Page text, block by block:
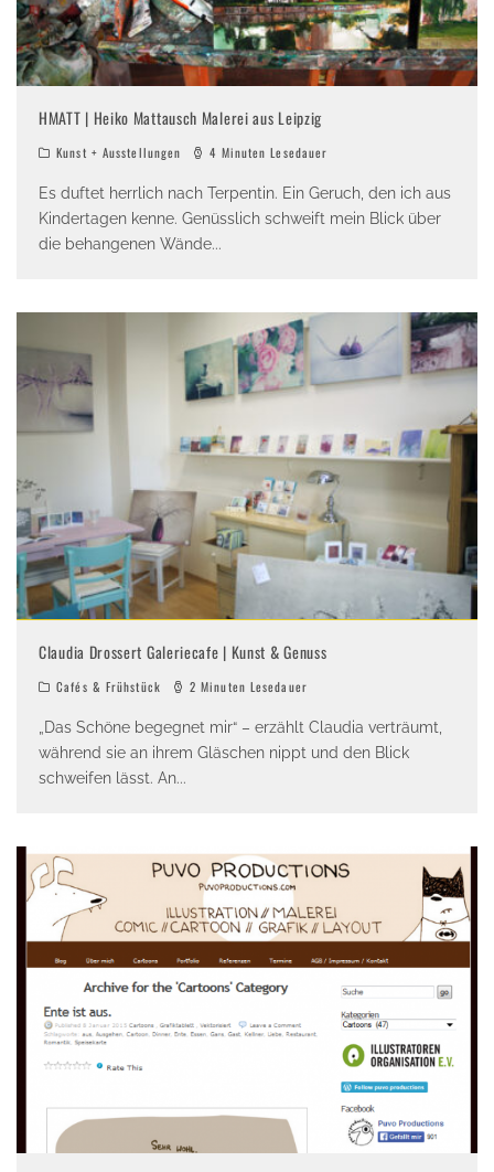
HMATT | Heiko Mattausch Malerei aus Leipzig
Kunst + Ausstellungen 4 Minuten Lesedauer
Es duftet herrlich nach Terpentin. Ein Geruch, den ich aus
Kindertagen kenne. Genüsslich schweift mein Blick über
die behangenen Wände...
Claudia Drossert Galeriecafe | Kunst & Genuss
Cafés & Frühstück 2 Minuten Lesedauer
„Das Schöne begegnet mir“ – erzählt Claudia verträumt,
während sie an ihrem Gläschen nippt und den Blick
schweifen lässt. An...